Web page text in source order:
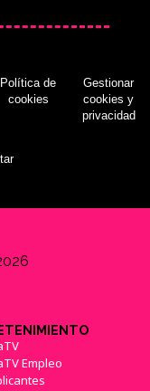
Política de
cookies
Gestionar
cookies y
privacidad
Empleo